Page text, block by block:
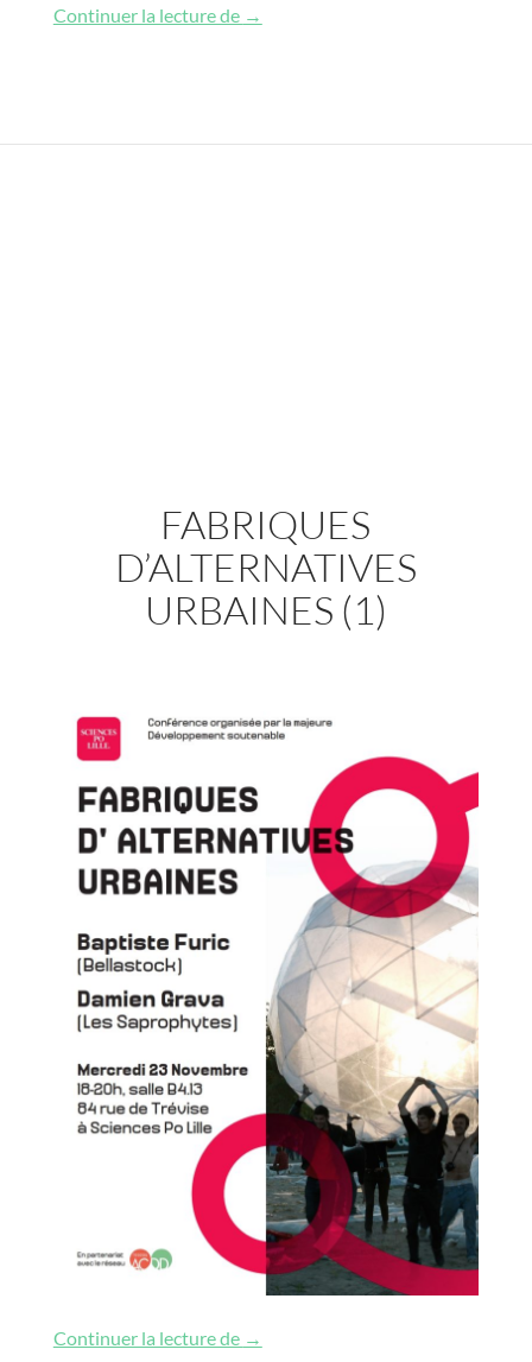
Continuer la lecture de Fabriques d’alternatives urbaines
→
FABRIQUES
D’ALTERNATIVES
URBAINES (1)
Continuer la lecture de Fabriques d’alternatives urbaines
→